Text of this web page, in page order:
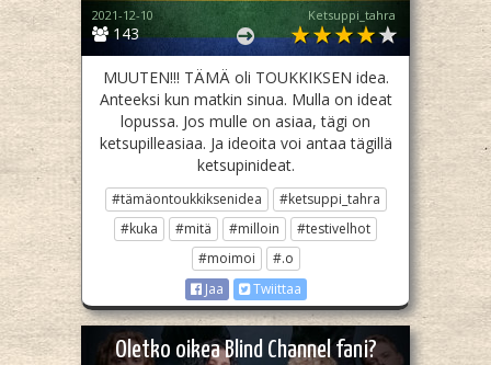
143
2021-12-10 Ketsuppi_tahra
MUUTEN!!! TÄMÄ oli TOUKKIKSEN idea.
Anteeksi kun matkin sinua. Mulla on ideat
lopussa. Jos mulle on asiaa, tägi on
ketsupilleasiaa. Ja ideoita voi antaa tägillä
ketsupinideat.
#tämäontoukkiksenidea
#ketsuppi_tahra
#kuka
#mitä #milloin
#testivelhot
#moimoi
#.o
Jaa
Twiittaa
Oletko oikea Blind Channel fani?